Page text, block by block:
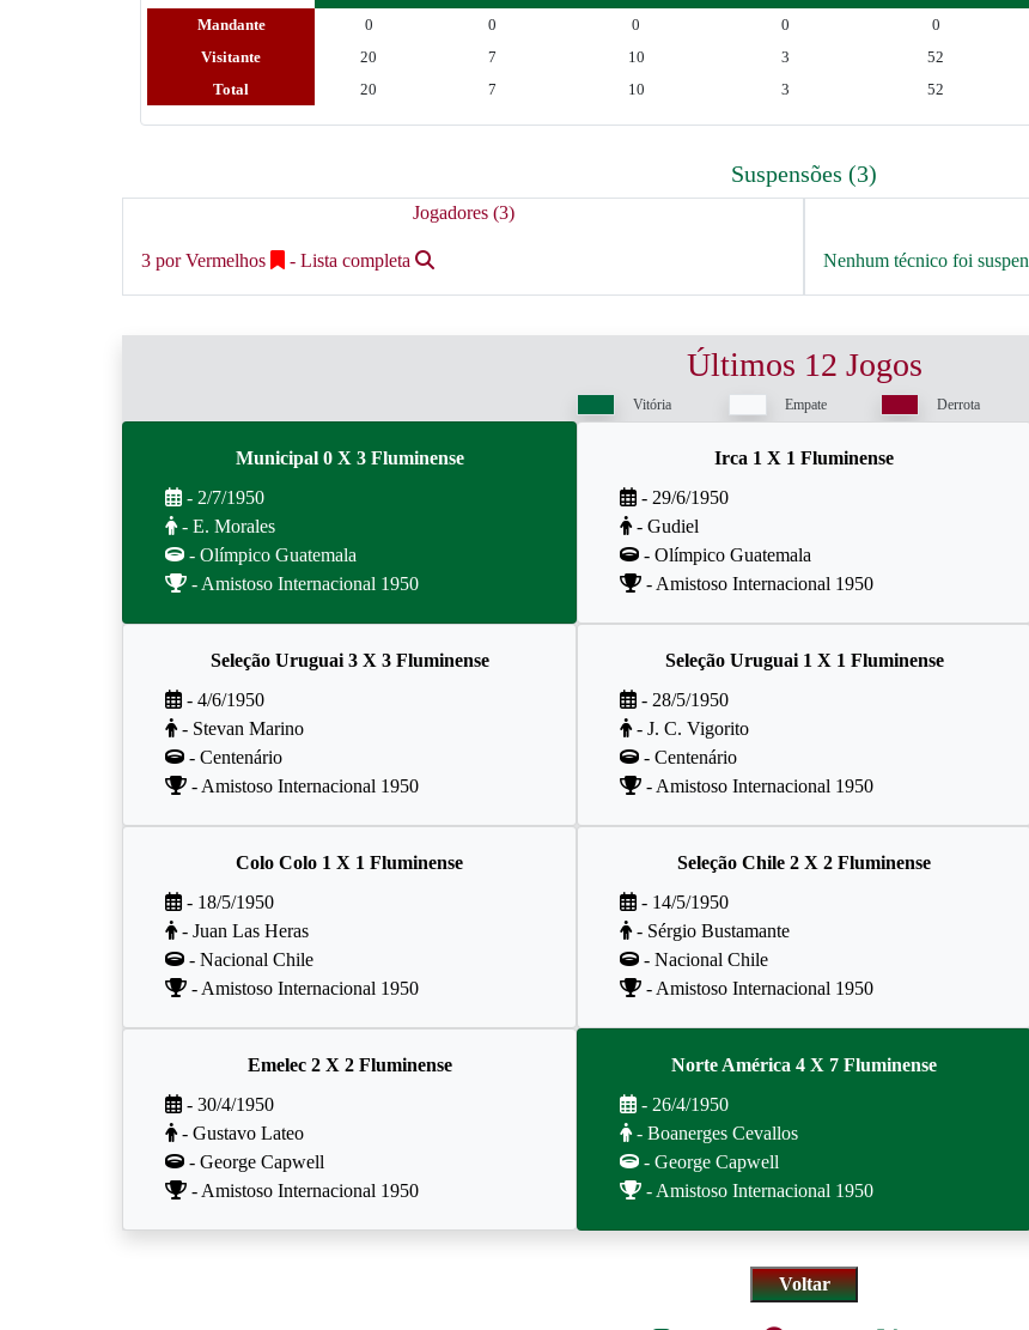
Mandante 0 0 0 0 0
Visitante
20 7 10 3 52
Total
20 7 10 3 52
Suspensões (3)
Jogadores (3)
3 por Vermelhos - Lista completa Nenhum técnico foi
Últimos 12 Jogos
Vitória Empate Derrota
Municipal 0 X 3 Fluminense
- 2/7/1950
- E. Morales
- Olímpico Guatemala
- Amistoso Internacional 1950
Irca 1 X 1 Fluminense
- 29/6/1950
- Gudiel
- Olímpico Guatemala
- Amistoso Internacional 1950
Seleção Uruguai 3 X 3 Fluminense
- 4/6/1950
- Stevan Marino
- Centenário
- Amistoso Internacional 1950
Seleção Uruguai 1 X 1 Fluminense
- 28/5/1950
- J. C. Vigorito
- Centenário
- Amistoso Internacional 1950
Colo Colo 1 X 1 Fluminense
- 18/5/1950
- Juan Las Heras
- Nacional Chile
- Amistoso Internacional 1950
Seleção Chile 2 X 2 Fluminense
- 14/5/1950
- Sérgio Bustamante
- Nacional Chile
- Amistoso Internacional 1950
Emelec 2 X 2 Fluminense
- 30/4/1950
- Gustavo Lateo
- George Capwell
- Amistoso Internacional 1950
Norte América 4 X 7 Fluminense
- 26/4/1950
- Boanerges Cevallos
- George Capwell
- Amistoso Internacional 1950